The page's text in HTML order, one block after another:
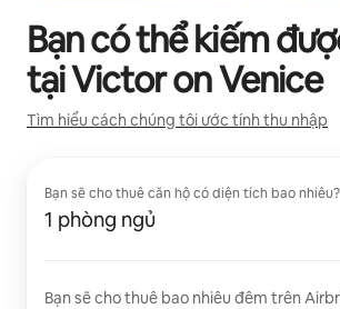
Bạn có thể kiếm
tạiVictor on Venice
Tìm hiểu cách chúng tôi ước tính thu nhập
Bạn sẽ cho thuê căn hộ có diện tích bao nhiêu?
1 phòng ngủ
Bạn sẽ cho thuê bao nhiêu đêm trên